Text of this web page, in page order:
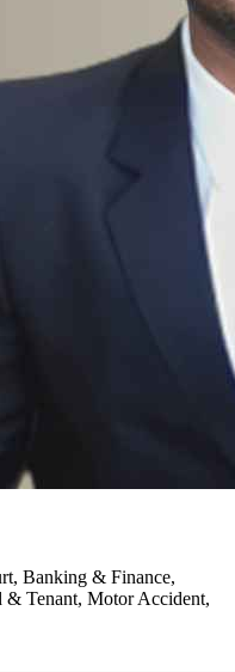
Banking & Finance,
Tenant, Motor Accident,